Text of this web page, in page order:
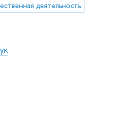
деятельность